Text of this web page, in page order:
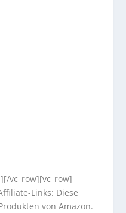
vc_row][vc_row]
Links: Diese
von Amazon.